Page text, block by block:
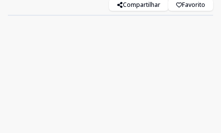
Compartilhar Favorito